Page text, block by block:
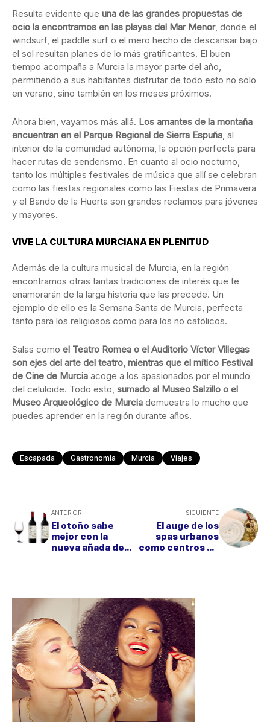
Resulta evidente que una de las grandes propuestas de
ocio la encontramos en las playas del Mar Menor, donde el
windsurf, el paddle surf o el mero hecho de descansar bajo
el sol resultan planes de lo más gratificantes. El buen
tiempo acompaña a Murcia la mayor parte del año,
permitiendo a sus habitantes disfrutar de todo esto no solo
en verano, sino también en los meses próximos.
Ahora bien, vayamos más allá. Los amantes de la montaña
encuentran en el Parque Regional de Sierra Espuña, al
interior de la comunidad autónoma, la opción perfecta para
hacer rutas de senderismo. En cuanto al ocio nocturno,
tanto los múltiples festivales de música que allí se celebran
como las fiestas regionales como las Fiestas de Primavera
y el Bando de la Huerta son grandes reclamos para jóvenes
y mayores.
VIVE LA CULTURA MURCIANA EN PLENITUD
Además de la cultura musical de Murcia, en la región
encontramos otras tantas tradiciones de interés que te
enamorarán de la larga historia que las precede. Un
ejemplo de ello es la Semana Santa de Murcia, perfecta
tanto para los religiosos como para los no católicos.
Salas como el Teatro Romea o el Auditorio Víctor Villegas
son ejes del arte del teatro, mientras que el mítico Festival
de Cine de Murcia acoge a los apasionados por el mundo
del celuloide. Todo esto, sumado al Museo Salzillo o el
Museo Arqueológico de Murcia demuestra lo mucho que
puedes aprender en la región durante años.
Escapada Gastronomía Murcia Viajes
ANTERIOR
El otoño sabe
mejor con la
nueva añada de
SIGUIENTE
El auge de los
spas urbanos
como centros de